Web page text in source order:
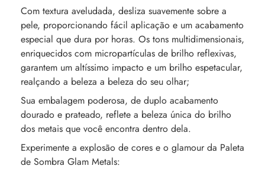
Com textura aveludada, desliza suavemente sobre a
pele, proporcionando fácil aplicação e um acabamento
especial que dura por horas. Os tons multidimensionais,
enriquecidos com micropartículas de brilho reflexivas,
garantem um altíssimo impacto e um brilho espetacular,
realçando a beleza a beleza do seu olhar;
Sua embalagem poderosa, de duplo acabamento
dourado e prateado, reflete a beleza única do brilho
dos metais que você encontra dentro dela.
Experimente a explosão de cores e o glamour da Paleta
de Sombra Glam Metals: